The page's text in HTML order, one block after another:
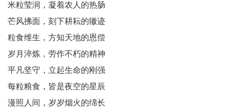
工
委
文
学
米粒莹润，凝着农人的热肠
芒风拂面，刻下耕耘的辙迹
粒食维生，方知天地的恩偿
岁月淬炼，劳作不朽的精神
平凡坚守，立起生命的刚强
每粒粮食，皆是夜空的星辰
漫照人间，岁岁烟火的绵长